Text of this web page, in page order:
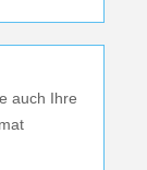
auch Ihre